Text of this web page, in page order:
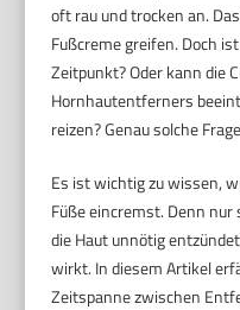
oft rau und trocken an.
Fußcreme greifen. Doch
Zeitpunkt? Oder kann die
Hornhautentferners
reizen? Genau solche
Es ist wichtig zu wissen,
Füße eincremst. Denn
die Haut unnötig
wirkt. In diesem Artikel
Zeitspanne zwischen